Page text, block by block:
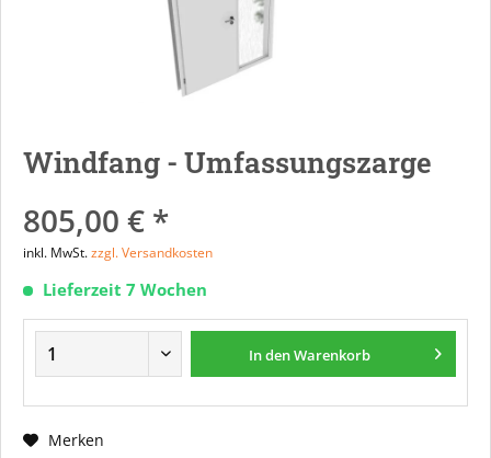
Windfang - Umfassungszarge
805,00 € *
inkl. MwSt.zzgl. Versandkosten
Lieferzeit 7 Wochen
In denWarenkorb
Merken